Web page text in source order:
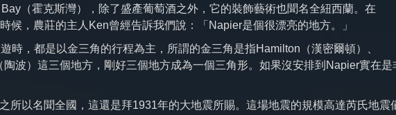
（霍克斯灣），除了盛產葡萄酒之外，它的裝飾藝術也聞名全紐西蘭。在
候，農莊的主人Ken曾經告訴我們說：「Napier是個很漂亮的地方。」
時，都是以金三角的行程為主，所謂的金三角是指Hamilton（漢密爾頓）、
陶波）這三個地方，剛好三個地方成為一個三角形。如果沒安排到Napier實在是
所以名聞全國，這還是拜1931年的大地震所賜。這場地震的規模高達芮氏地震